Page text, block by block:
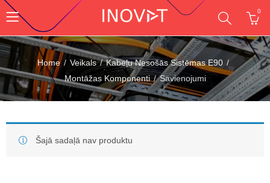
0
Home Veikals
Kabeļu Nesošās Sistēmas E90
Montāžas Komponenti
Savienojumi
Šajā sadaļā nav produktu